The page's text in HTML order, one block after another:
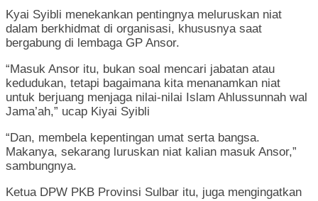
Kyai Syibli menekankan pentingnya meluruskan niat
dalam berkhidmat di organisasi, khususnya saat
bergabung di lembaga GP Ansor.
“Masuk Ansor itu, bukan soal mencari jabatan atau
kedudukan, tetapi bagaimana kita menanamkan niat
untuk berjuang menjaga nilai-nilai Islam Ahlussunnah wal
Jama’ah,” ucap Kiyai Syibli
“Dan, membela kepentingan umat serta bangsa.
Makanya, sekarang luruskan niat kalian masuk Ansor,”
sambungnya.
Ketua DPW PKB Provinsi Sulbar itu, juga mengingatkan